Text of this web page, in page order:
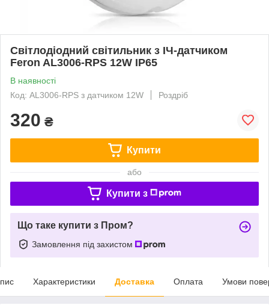
Світлодіодний світильник з ІЧ-датчиком
Feron AL3006-RPS 12W IP65
В наявності
Код: AL3006-RPS з датчиком 12W
Роздріб
320 ₴
Купити
або
Купити з
Що таке купити з Пром?
Замовлення під захистом
Характеристики Доставка Оплата Умови